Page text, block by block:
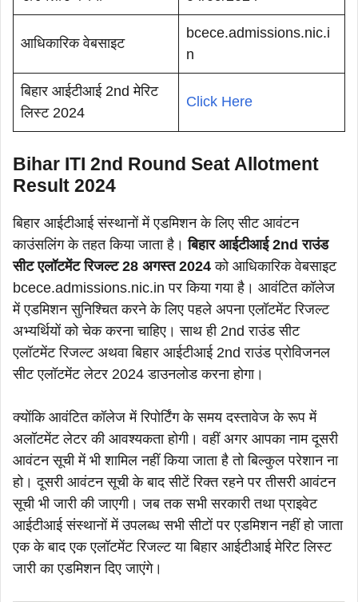
आधिकारिक वेबसाइट
bcece.admissions.nic.i
n
बिहार आईटीआई 2nd मेरिट
लिस्ट 2024
Click Here
Bihar ITI 2nd Round Seat Allotment
Result 2024
बिहार आईटीआई संस्थानों में एडमिशन के लिए सीट आवंटन
काउंसलिंग के तहत किया जाता है।बिहार आईटीआई 2nd राउंड
सीट एलॉटमेंट रिजल्ट 28 अगस्त 2024 को आधिकारिक वेबसाइट
bcece.admissions.nic.in पर किया गया है। आवंटित कॉलेज
में एडमिशन सुनिश्चित करने के लिए पहले अपना एलॉटमेंट रिजल्ट
अभ्यर्थियों को चेक करना चाहिए। साथ ही 2nd राउंड सीट
एलॉटमेंट रिजल्ट अथवा बिहार आईटीआई 2nd राउंड प्रोविजनल
सीट एलॉटमेंट लेटर 2024 डाउनलोड करना होगा।
क्योंकि आवंटित कॉलेज में रिपोर्टिंग के समय दस्तावेज के रूप में
अलॉटमेंट लेटर की आवश्यकता होगी। वहीं अगर आपका नाम दूसरी
आवंटन सूची में भी शामिल नहीं किया जाता है तो बिल्कुल परेशान ना
हो। दूसरी आवंटन सूची के बाद सीटें रिक्त रहने पर तीसरी आवंटन
सूची भी जारी की जाएगी। जब तक सभी सरकारी तथा प्राइवेट
आईटीआई संस्थानों में उपलब्ध सभी सीटों पर एडमिशन नहीं हो जाता
एक के बाद एक एलॉटमेंट रिजल्ट या बिहार आईटीआई मेरिट लिस्ट
जारी का एडमिशन दिए जाएंगे।